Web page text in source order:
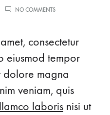
NO COMMENTSON
IN
STUDIO
consectetur
eiusmod tempor
dolore magna
veniam, quis
laboris nisi ut